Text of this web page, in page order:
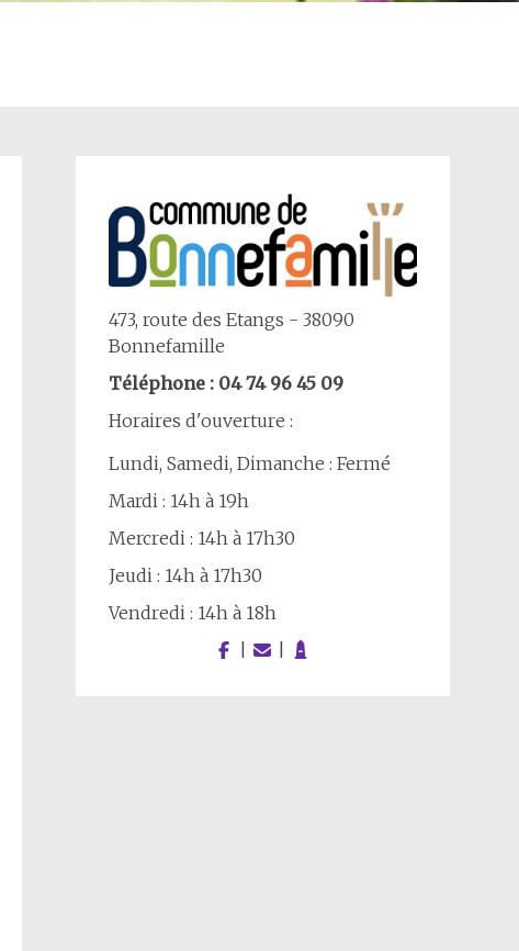
473, route des Etangs - 38090
Bonnefamille
Téléphone : 04 74 96 45 09
Horaires d'ouverture :
Lundi, Samedi, Dimanche : Fermé
Mardi : 14h à 19h
Mercredi : 14h à 17h30
Jeudi : 14h à 17h30
Vendredi : 14h à 18h